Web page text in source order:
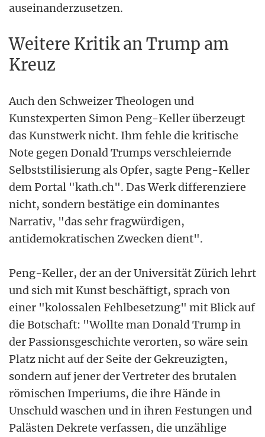
auseinanderzusetzen.
Weitere Kritik an Trump am
Kreuz
Auch den Schweizer Theologen und
Kunstexperten Simon Peng-Keller überzeugt
das Kunstwerk nicht. Ihm fehle die kritische
Note gegen Donald Trumps verschleiernde
Selbststilisierung als Opfer, sagte Peng-Keller
dem Portal "kath.ch". Das Werk differenziere
nicht, sondern bestätige ein dominantes
Narrativ, "das sehr fragwürdigen,
antidemokratischen Zwecken dient".
Peng-Keller, der an der Universität Zürich lehrt
und sich mit Kunst beschäftigt, sprach von
einer "kolossalen Fehlbesetzung" mit Blick auf
die Botschaft: "Wollte man Donald Trump in
der Passionsgeschichte verorten, so wäre sein
Platz nicht auf der Seite der Gekreuzigten,
sondern auf jener der Vertreter des brutalen
römischen Imperiums, die ihre Hände in
Unschuld waschen und in ihren Festungen und
Palästen Dekrete verfassen, die unzählige